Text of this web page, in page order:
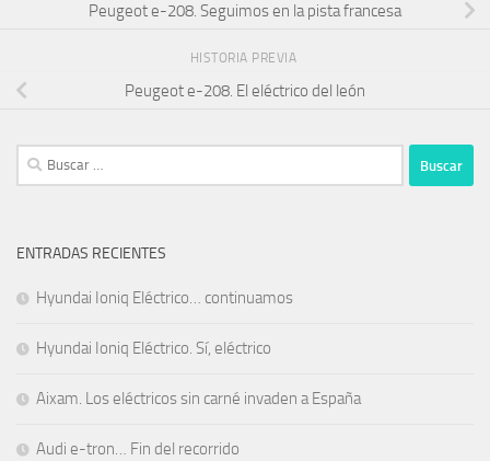
Peugeot e-208. Seguimos en la pista francesa
HISTORIA PREVIA
Peugeot e-208. El eléctrico del león
Buscar:
ENTRADAS RECIENTES
Hyundai Ioniq Eléctrico… continuamos
Hyundai Ioniq Eléctrico. Sí, eléctrico
Aixam. Los eléctricos sin carné invaden a España
Audi e-tron… Fin del recorrido